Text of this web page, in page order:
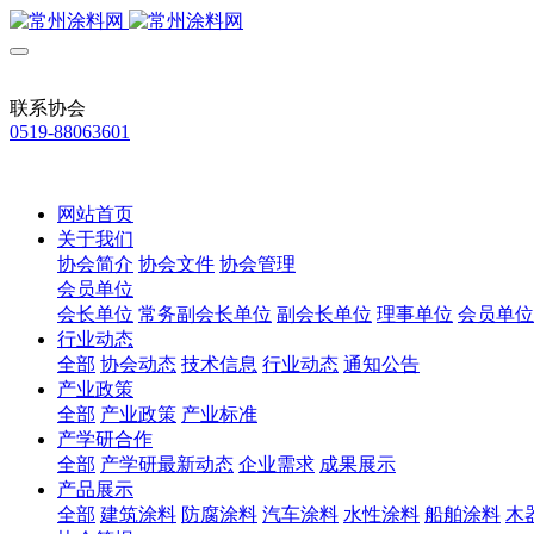
联系协会
0519-88063601
网站首页
关于我们
协会简介 协会文件 协会管理
会员单位
会长单位 常务副会长单位 副会长单位 理事单位 会员单位
行业动态
全部 协会动态 技术信息 行业动态 通知公告
产业政策
全部 产业政策 产业标准
产学研合作
全部 产学研最新动态 企业需求 成果展示
产品展示
全部 建筑涂料 防腐涂料 汽车涂料 水性涂料 船舶涂料 木